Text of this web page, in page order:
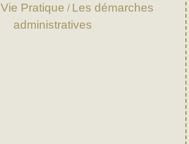
Vie Pratique / Les démarches
administratives